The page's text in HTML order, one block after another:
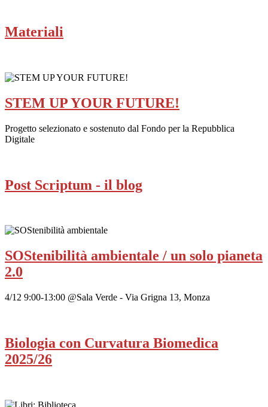
Materiali
STEM UP YOUR FUTURE!
Progetto selezionato e sostenuto dal Fondo per la Repubblica
Digitale
Post Scriptum - il blog
SOStenibilità ambientale / un solo pianeta
2.0
4/12 9:00-13:00 @Sala Verde - Via Grigna 13, Monza
Biologia con Curvatura Biomedica
2025/26